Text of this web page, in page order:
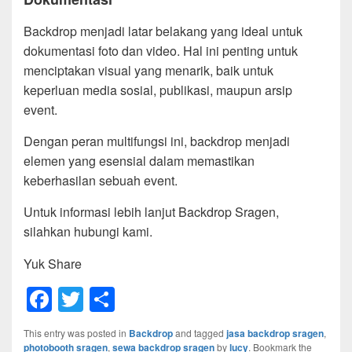
Backdrop menjadi latar belakang yang ideal untuk
dokumentasi foto dan video. Hal ini penting untuk
menciptakan visual yang menarik, baik untuk
keperluan media sosial, publikasi, maupun arsip
event.
Dengan peran multifungsi ini, backdrop menjadi
elemen yang esensial dalam memastikan
keberhasilan sebuah event.
Untuk informasi lebih lanjut Backdrop Sragen,
silahkan hubungi kami.
Yuk Share
F
a
T
wi h
This entry was posted in Backdropand tagged jasa backdrop sragen,
photobooth sragen, sewa backdrop sragenbylucy. Bookmark the